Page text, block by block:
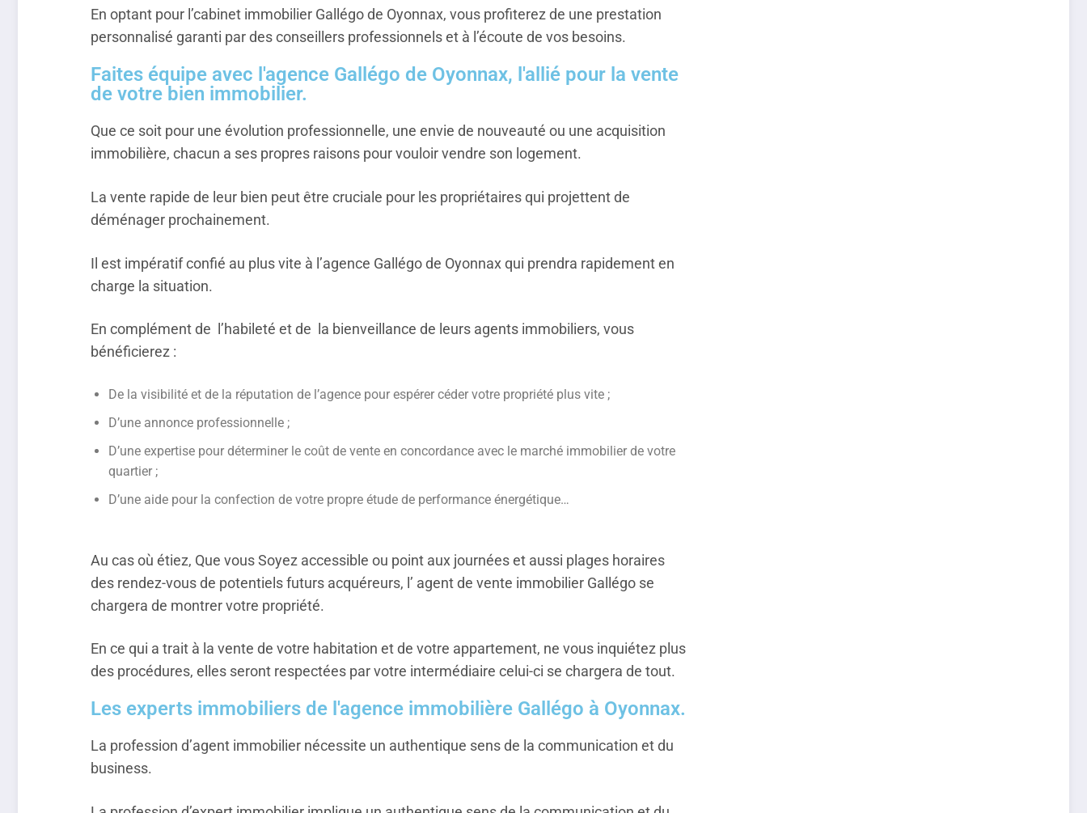
En optant pour l’cabinet immobilier Gallégo de Oyonnax, vous profiterez de une prestation
personnalisé garanti par des conseillers professionnels et à l’écoute de vos besoins.
Faites équipe avec l'agence Gallégo de Oyonnax, l'allié pour la vente
de votre bien immobilier.
Que ce soit pour une évolution professionnelle, une envie de nouveauté ou une acquisition
immobilière, chacun a ses propres raisons pour vouloir vendre son logement.
La vente rapide de leur bien peut être cruciale pour les propriétaires qui projettent de
déménager prochainement.
Il est impératif confié au plus vite à l’agence Gallégo de Oyonnax qui prendra rapidement en
charge la situation.
En complément de l’habileté et de la bienveillance de leurs agents immobiliers, vous
bénéficierez :
De la visibilité et de la réputation de l’agence pour espérer céder votre propriété plus vite ;
D’une annonce professionnelle ;
D’une expertise pour déterminer le coût de vente en concordance avec le marché immobilier de votre
quartier ;
D’une aide pour la confection de votre propre étude de performance énergétique…
Au cas où étiez, Que vous Soyez accessible ou point aux journées et aussi plages horaires
des rendez-vous de potentiels futurs acquéreurs, l’ agent de vente immobilier Gallégo se
chargera de montrer votre propriété.
En ce qui a trait à la vente de votre habitation et de votre appartement, ne vous inquiétez plus
des procédures, elles seront respectées par votre intermédiaire celui-ci se chargera de tout.
Les experts immobiliers de l'agence immobilière Gallégo à Oyonnax.
La profession d’agent immobilier nécessite un authentique sens de la communication et du
business.